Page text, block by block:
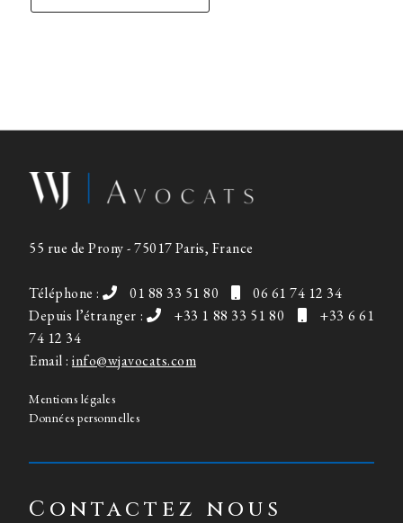
55 rue de Prony - 75017 Paris, France
Téléphone : 01 88 33 51 80
06 61 74 12 34
Depuis l’étranger :
+33 1 88 33 51 80
+33 6 61
74 12 34
Email : info@wjavocats.com
Mentions légales
Données personnelles
Contactez nous